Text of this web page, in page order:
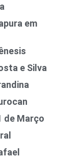
em
e Silva
de Março